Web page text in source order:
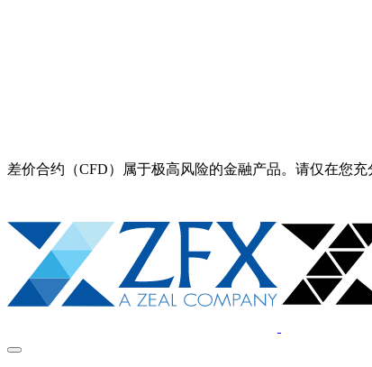
差价合约（CFD）属于极高风险的金融产品。请仅在您